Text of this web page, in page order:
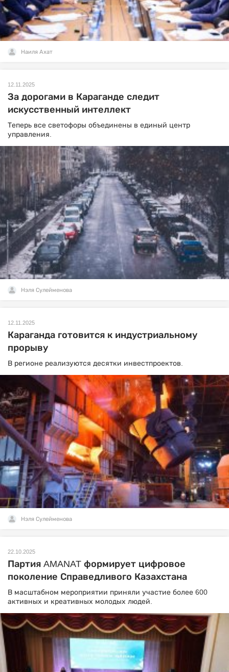
Наиля Ахат
12.11.2025
За дорогами в Караганде следит
искусственный интеллект
Теперь все светофоры объединены в единый центр
управления.
Нэля Сулейменова
12.11.2025
Караганда готовится к индустриальному
прорыву
В регионе реализуются десятки инвестпроектов.
Нэля Сулейменова
22.10.2025
Партия AMANAT формирует цифровое
поколение Справедливого Казахстана
В масштабном мероприятии приняли участие более 600
активных и креативных молодых людей.